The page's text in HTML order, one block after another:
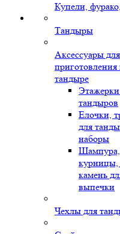
Купели,
Тандыры
Аксессуары для
приготовления
тандыре
тандыров
Елочки,
для
наборы
Шампура,
камень
выпечки
Чехлы для